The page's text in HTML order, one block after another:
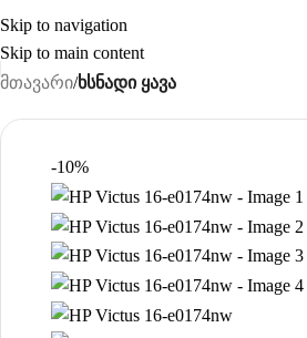
Skip to navigation
Skip to main content
მთავარი ხსნადი ყავა
-10%